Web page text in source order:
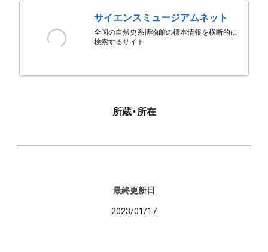
サイエンスミュージアムネット
全国の自然史系博物館の標本情報を横断的に
検索するサイト
所蔵・所在
最終更新日
2023/01/17